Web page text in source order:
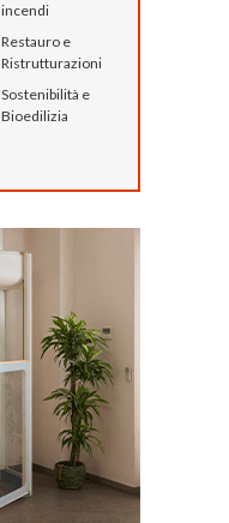
incendi
Restauro e
Ristrutturazioni
Sostenibilità e
Bioedilizia